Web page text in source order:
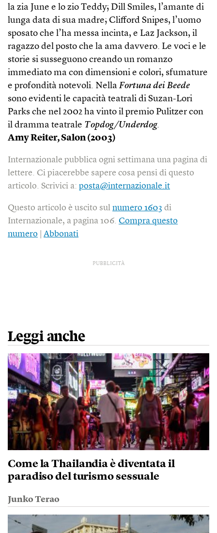
la zia June e lo zio Teddy; Dill Smiles, l’amante di
lunga data di sua madre; Clifford Snipes, l’uomo
sposato che l’ha messa incinta, e Laz Jackson, il
ragazzo del posto che la ama davvero. Le voci e le
storie si susseguono creando un romanzo
immediato ma con dimensioni e colori, sfumature
e profondità notevoli. Nella Fortuna dei Beede
sono evidenti le capacità teatrali di Suzan-Lori
Parks che nel 2002 ha vinto il premio Pulitzer con
il dramma teatrale Topdog/Underdog.
Amy Reiter, Salon (2003)
Internazionale pubblica ogni settimana una pagina di
lettere. Ci piacerebbe sapere cosa pensi di questo
articolo. Scrivici a: posta@internazionale.it
Questo articolo è uscito sul numero 1603 di
Internazionale, a pagina 106. Compra questo
numero
Abbonati
PUBBLICITÀ
Leggi anche
Come la Thailandia è diventata il
paradiso del turismo sessuale
Junko Terao